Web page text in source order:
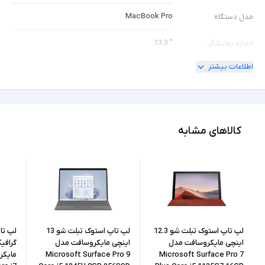
مدل دستگاه MacBook Pro
اندازه نمایشگر " 13.3
امکان چرخش
نسل پردازنده
16GB
حافظه داخلی 512GB
نوع حافظه داخلی SSD
اطلاعات بیشتر
کالاهای مشابه
لپ تاپ استوک تبلت شو 12.3
اینچی مایکروسافت مدل
Microsoft Surface Pro 7
لپ تاپ استوک تبلت شو 13
اینچی مایکروسافت مدل
Microsoft Surface Pro 9
لپ